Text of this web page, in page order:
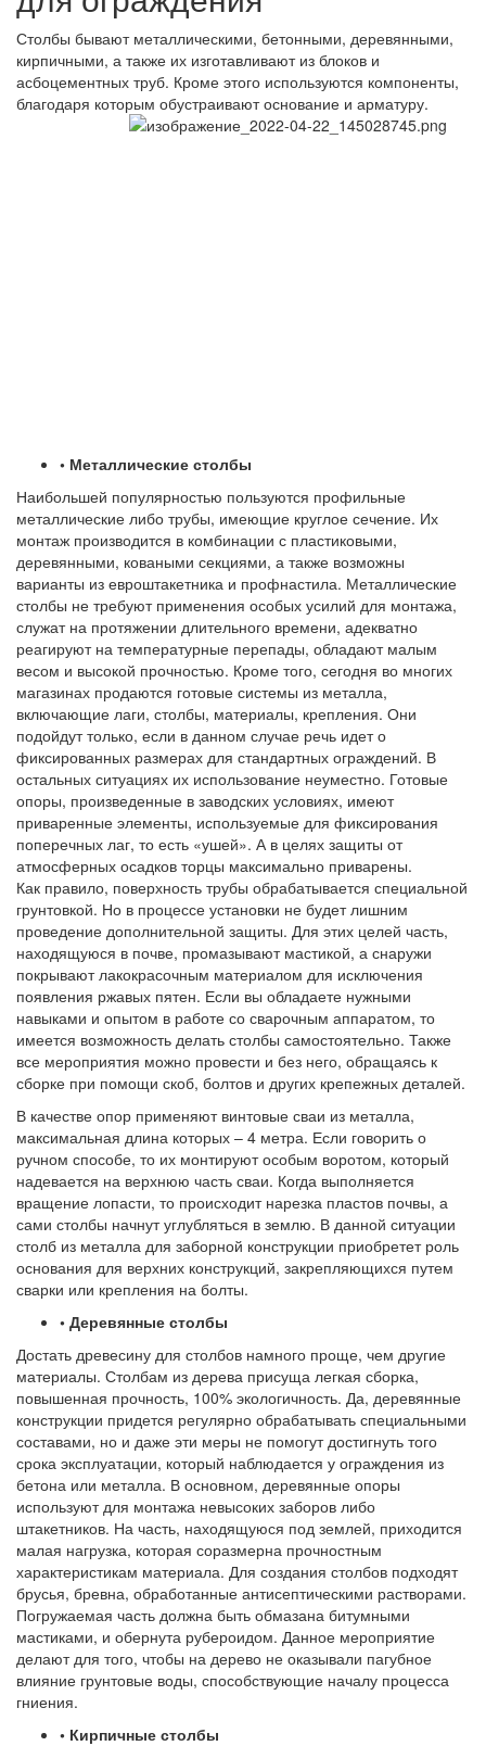
Столбы бывают металлическими, бетонными, деревянными,
кирпичными, а также их изготавливают из блоков и
асбоцементных труб. Кроме этого используются компоненты,
благодаря которым обустраивают основание и арматуру.
• Металлические столбы
Наибольшей популярностью пользуются профильные
металлические либо трубы, имеющие круглое сечение. Их
монтаж производится в комбинации с пластиковыми,
деревянными, коваными секциями, а также возможны
варианты из евроштакетника и профнастила. Металлические
столбы не требуют применения особых усилий для монтажа,
служат на протяжении длительного времени, адекватно
реагируют на температурные перепады, обладают малым
весом и высокой прочностью. Кроме того, сегодня во многих
магазинах продаются готовые системы из металла,
включающие лаги, столбы, материалы, крепления. Они
подойдут только, если в данном случае речь идет о
фиксированных размерах для стандартных ограждений. В
остальных ситуациях их использование неуместно. Готовые
опоры, произведенные в заводских условиях, имеют
приваренные элементы, используемые для фиксирования
поперечных лаг, то есть «ушей». А в целях защиты от
атмосферных осадков торцы максимально приварены.
Как правило, поверхность трубы обрабатывается специальной
грунтовкой. Но в процессе установки не будет лишним
проведение дополнительной защиты. Для этих целей часть,
находящуюся в почве, промазывают мастикой, а снаружи
покрывают лакокрасочным материалом для исключения
появления ржавых пятен. Если вы обладаете нужными
навыками и опытом в работе со сварочным аппаратом, то
имеется возможность делать столбы самостоятельно. Также
все мероприятия можно провести и без него, обращаясь к
сборке при помощи скоб, болтов и других крепежных деталей.
В качестве опор применяют винтовые сваи из металла,
максимальная длина которых – 4 метра. Если говорить о
ручном способе, то их монтируют особым воротом, который
надевается на верхнюю часть сваи. Когда выполняется
вращение лопасти, то происходит нарезка пластов почвы, а
сами столбы начнут углубляться в землю. В данной ситуации
столб из металла для заборной конструкции приобретет роль
основания для верхних конструкций, закрепляющихся путем
сварки или крепления на болты.
• Деревянные столбы
Достать древесину для столбов намного проще, чем другие
материалы. Столбам из дерева присуща легкая сборка,
повышенная прочность, 100% экологичность. Да, деревянные
конструкции придется регулярно обрабатывать специальными
составами, но и даже эти меры не помогут достигнуть того
срока эксплуатации, который наблюдается у ограждения из
бетона или металла. В основном, деревянные опоры
используют для монтажа невысоких заборов либо
штакетников. На часть, находящуюся под землей, приходится
малая нагрузка, которая соразмерна прочностным
характеристикам материала. Для создания столбов подходят
брусья, бревна, обработанные антисептическими растворами.
Погружаемая часть должна быть обмазана битумными
мастиками, и обернута рубероидом. Данное мероприятие
делают для того, чтобы на дерево не оказывали пагубное
влияние грунтовые воды, способствующие началу процесса
гниения.
• Кирпичные столбы